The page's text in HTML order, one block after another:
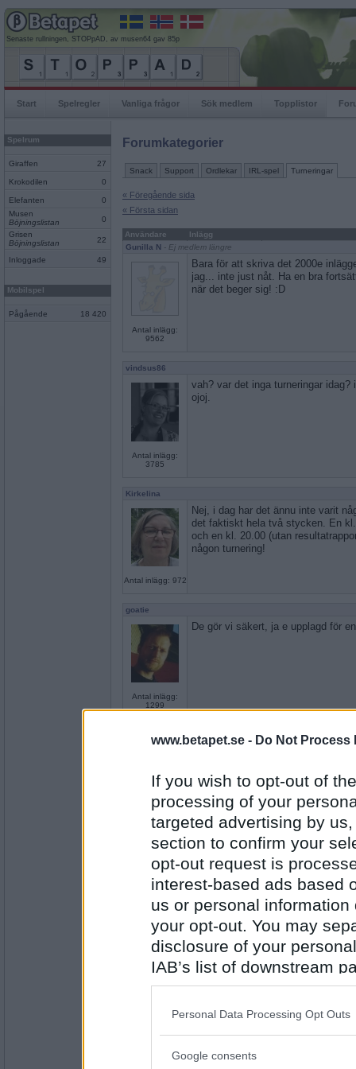
www.betapet.se - Do Not Process
If you wish to opt-out of
processing of your
targeted advertising by
section to confirm your
opt-out request is
interest-based ads based
us or personal
your opt-out. You may
disclosure of your
IAB’s list of downstream
also be disclosed by us
Downstream Participants
Please note that this
Personal Data Processing Opt Outs
Google consents
Senaste rullningen, STOPpAD, av musen64 gav 85p
Start Spelregler Vanliga frågor Sök medlem Topplistor
Spelrum
Giraffen 27
Krokodilen 0
Elefanten
0
Musen
Böjningslistan
0
Grisen
Böjningslistan
22
Inloggade 49
Mobilspel
Pågående 18 420
Forumkategorier
Snack Support Ordlekar IRL-spel Turneringar
« Föregående sida
« Första sidan
Användare
Inlägg
Gunilla N - Ej medlem längre
Antal inlägg:
9562
Bara för att skriva det 2000e
jag... inte just nåt. Ha en bra
när det beger sig! :D
vindsus86
Antal inlägg:
3785
vah? var det inga turneringar
ojoj.
Kirkelina
Antal inlägg: 972
Nej, i dag har det ännu inte varit
det faktiskt hela två stycken. En
och en kl. 20.00 (utan
någon turnering!
goatie
Antal inlägg:
1299
De gör vi säkert, ja e upplagd för
Antal inlägg: 56
Bet_You_Lose- Ej medlem längre
Antal inlägg: 358
Turnering 17.45 i Papegojan. Be
Nå, eftersom mycket efterfråga av
en turnering kl 17.35 på